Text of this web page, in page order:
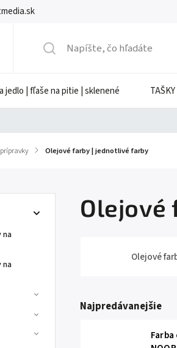
jedlo | fľaše na pitie | sklenené
/ Olejové farby | jednotlivé farby
na
na
Olejové
Olejové
Najpredávanejšie